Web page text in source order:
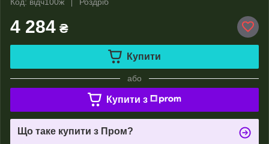
4 284 ₴
Купити
або
Купити з
Що таке купити з Пром?